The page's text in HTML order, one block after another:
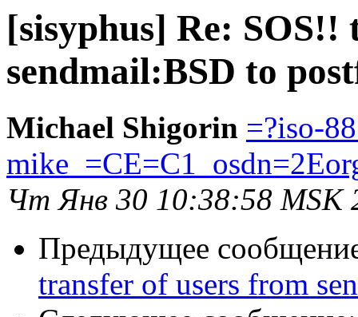
[sisyphus] Re:
sendmail:BSD to
Michael Shigorin =?iso-
Чт Янв 30 10:38:58 MSK
Предыдущее
transfer of users from